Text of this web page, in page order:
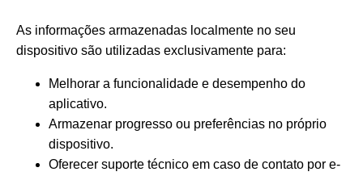
As informações armazenadas localmente no seu
dispositivo são utilizadas exclusivamente para:
Melhorar a funcionalidade e desempenho do
aplicativo.
Armazenar progresso ou preferências no próprio
dispositivo.
Oferecer suporte técnico em caso de contato por e-